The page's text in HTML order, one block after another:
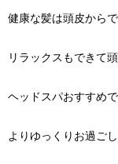
健康な髪は頭皮からで
リラックスもできて
ヘッドスパおすすめで
よりゆっくりお過ご